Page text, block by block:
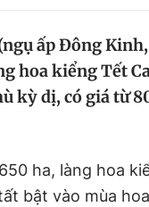
ấp Đông
hoa kiểng Tết
kỳ dị, có giá từ
ha, làng hoa
bật vào mùa